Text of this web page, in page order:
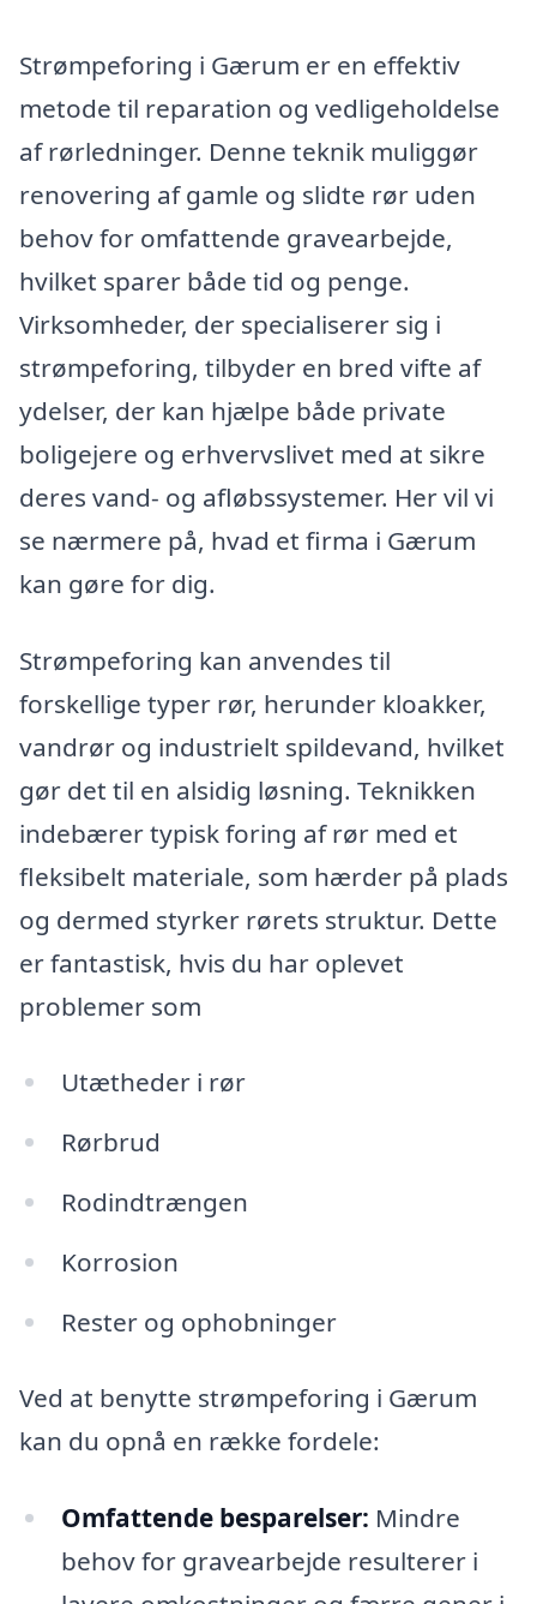
Strømpeforing i Gærum er en effektiv
metode til reparation og vedligeholdelse
af rørledninger. Denne teknik muliggør
renovering af gamle og slidte rør uden
behov for omfattende gravearbejde,
hvilket sparer både tid og penge.
Virksomheder, der specialiserer sig i
strømpeforing, tilbyder en bred vifte af
ydelser, der kan hjælpe både private
boligejere og erhvervslivet med at sikre
deres vand- og afløbssystemer. Her vil vi
se nærmere på, hvad et firma i Gærum
kan gøre for dig.
Strømpeforing kan anvendes til
forskellige typer rør, herunder kloakker,
vandrør og industrielt spildevand, hvilket
gør det til en alsidig løsning. Teknikken
indebærer typisk foring af rør med et
fleksibelt materiale, som hærder på plads
og dermed styrker rørets struktur. Dette
er fantastisk, hvis du har oplevet
problemer som
Utætheder i rør
Rørbrud
Rodindtrængen
Korrosion
Rester og ophobninger
Ved at benytte strømpeforing i Gærum
kan du opnå en række fordele:
Omfattende besparelser: Mindre
behov for gravearbejde resulterer i